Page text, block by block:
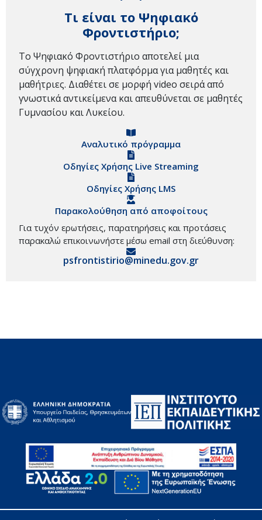
Τι είναι το Ψηφιακό
Φροντιστήριο;
Το Ψηφιακό Φροντιστήριο αποτελεί μια
σύγχρονη ψηφιακή πλατφόρμα για μαθητές και
μαθήτριες. Διαθέτει σε μορφή video σειρά από
γνωστικά αντικείμενα και απευθύνεται σε μαθητές
Γυμνασίου και Λυκείου.
Αναλυτικό πρόγραμμα
Οδηγίες Χρήσης Live Streaming
Οδηγίες Χρήσης LMS
Παρακολούθηση από αποφοίτους
Για τυχόν ερωτήσεις, παρατηρήσεις και προτάσεις
παρακαλώ επικοινωνήστε μέσω email στη διεύθυνση:
psfrontistirio@minedu.gov.gr